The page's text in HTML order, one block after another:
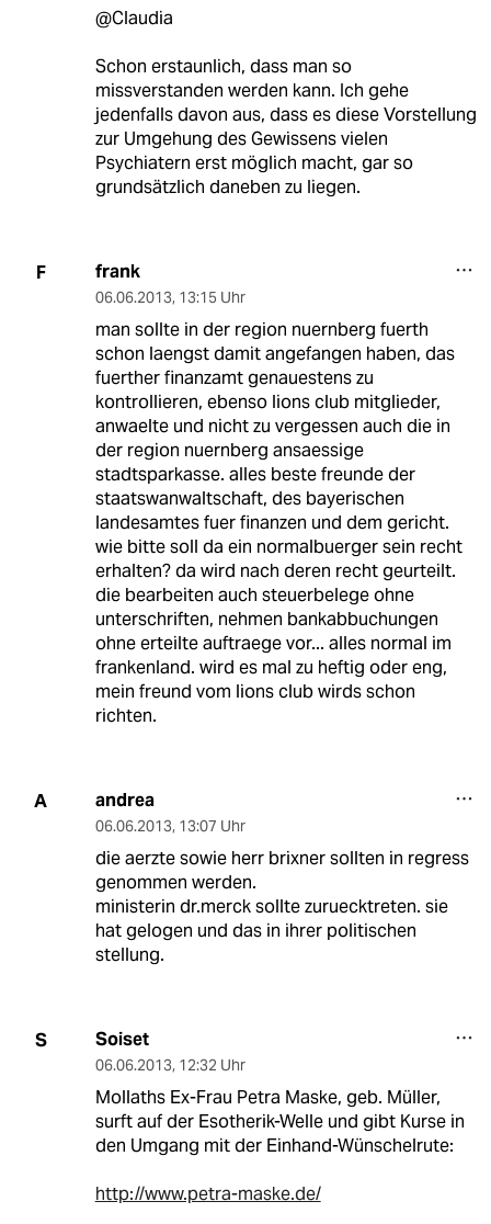
@Claudia
Schon erstaunlich, dass man so
missverstanden werden kann. Ich gehe
jedenfalls davon aus, dass es diese Vorstellung
zur Umgehung des Gewissens vielen
Psychiatern erst möglich macht, gar so
grundsätzlich daneben zu liegen.
F frank
06.06.2013, 13:15 Uhr
man sollte in der region nuernberg fuerth
schon laengst damit angefangen haben, das
fuerther finanzamt genauestens zu
kontrollieren, ebenso lions club mitglieder,
anwaelte und nicht zu vergessen auch die in
der region nuernberg ansaessige
stadtsparkasse. alles beste freunde der
staatswanwaltschaft, des bayerischen
landesamtes fuer finanzen und dem gericht.
wie bitte soll da ein normalbuerger sein recht
erhalten? da wird nach deren recht geurteilt.
die bearbeiten auch steuerbelege ohne
unterschriften, nehmen bankabbuchungen
ohne erteilte auftraege vor... alles normal im
frankenland. wird es mal zu heftig oder eng,
mein freund vom lions club wirds schon
richten.
A andrea
06.06.2013, 13:07 Uhr
die aerzte sowie herr brixner sollten in regress
genommen werden.
ministerin dr.merck sollte zuruecktreten. sie
hat gelogen und das in ihrer politischen
stellung.
S Soiset
06.06.2013, 12:32 Uhr
Mollaths Ex-Frau Petra Maske, geb. Müller,
surft auf der Esotherik-Welle und gibt Kurse in
den Umgang mit der Einhand-Wünschelrute:
http://www.petra-maske.de/